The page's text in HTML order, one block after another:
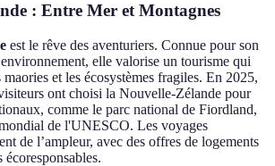
: Entre Mer et Montagnes
est le rêve des aventuriers. Connue pour son
elle valorise un tourisme qui
et les écosystèmes fragiles. En 2025,
ont choisi la Nouvelle-Zélande pour
comme le parc national de Fiordland,
de l'UNESCO. Les voyages
de l’ampleur, avec des offres de logements